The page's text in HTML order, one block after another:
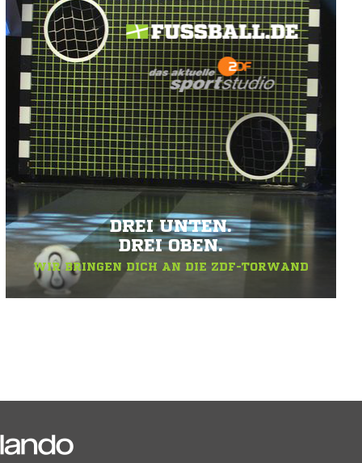
DREI UNTEN.
DREI OBEN.
WIR BRINGEN DICH AN DIE ZDF-TORWAND